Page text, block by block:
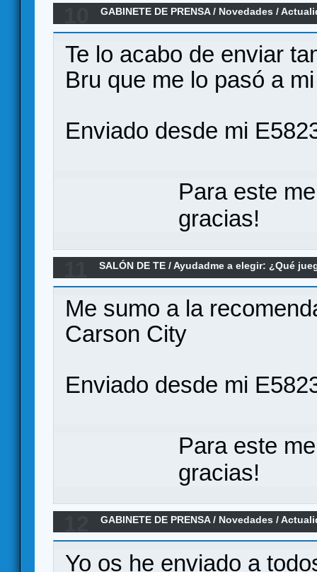
GABINETE DE PRENSA/ Novedades /
Te lo acabo de enviar
Bru que me lo pasó a
Enviado desde mi
Para este
gracias!
SALÓN DE TE /Ayudadme a elegir: ¿Qué
Me sumo a la
Carson City
Enviado desde mi
Para este
gracias!
GABINETE DE PRENSA/ Novedades /
Yo os he enviado a